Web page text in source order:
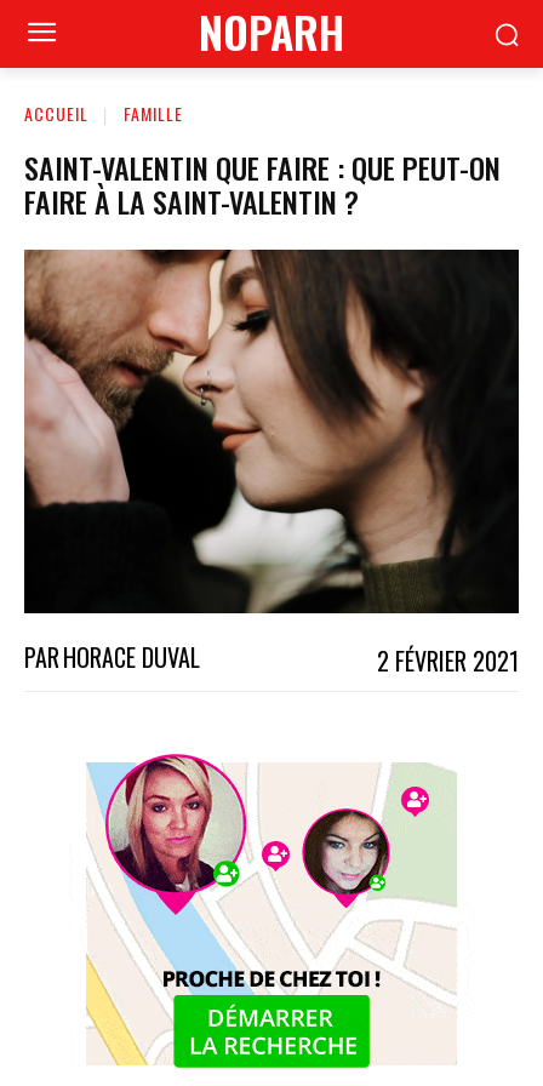
NOPARH
ACCUEIL FAMILLE
SAINT-VALENTIN QUE FAIRE : QUE PEUT-ON
FAIRE À LA SAINT-VALENTIN ?
PARHORACE DUVAL 2 FÉVRIER 2021